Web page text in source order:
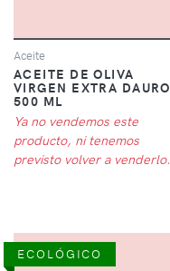
Aceite
ACEITE DE OLIVA
VIRGEN EXTRA DAURO
500 ML
Ya no vendemos este
producto, ni tenemos
previsto volver a venderlo.
ECOLÓGICO